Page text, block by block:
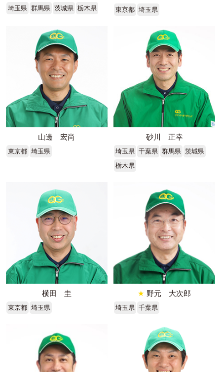
埼玉県 群馬県 茨城県 栃木県 東京都 埼玉県
山邊 宏尚
東京都 埼玉県
砂川 正幸
埼玉県 千葉県 群馬県 茨城県
栃木県
横田 圭
東京都 埼玉県
★ 野元 大次郎
埼玉県 千葉県